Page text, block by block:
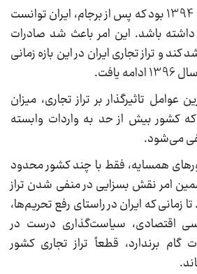
یکی از این سال‌ها، سال 1394 بود که پس از برجام، ایران توانست
داشته باشد. این امر باعث شد صادرات
و تراز تجاری ایران در این بازه زمانی
یافت.
تاثیرگذار بر تراز تجاری، میزان
کشور بیش از حد به واردات وابسته
می‌شود.
همسایه، فقط با چند کشور محدود
امر نقش بسزایی در منفی شدن تراز
زمانی که ایران در راستای رفع تحریم‌ها،
اقتصادی، سیاست‌گذاری درست در
گام برندارد، قطعاً تراز تجاری کشور